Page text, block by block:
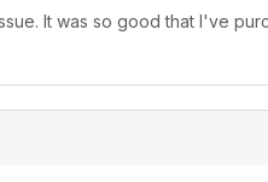
It was so good that I've